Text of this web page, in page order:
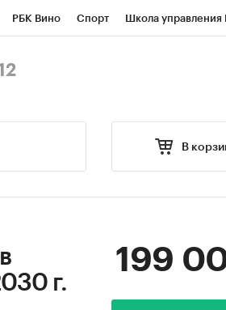
РБК Вино Спорт Школа управления
В
г.
199